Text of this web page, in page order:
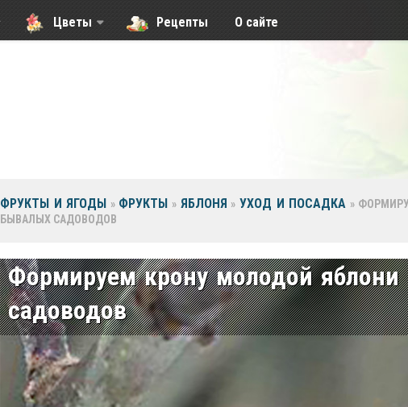
Цветы Рецепты О сайте
ФРУКТЫ И ЯГОДЫ » ФРУКТЫ » ЯБЛОНЯ » УХОД И ПОСАДКА »
БЫВАЛЫХ САДОВОДОВ
Формируем крону молодой
садоводов